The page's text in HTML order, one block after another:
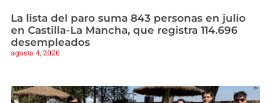
La lista del paro suma 843 personas en julio
en Castilla-La Mancha, que registra 114.696
desempleados
agosto 4, 2026